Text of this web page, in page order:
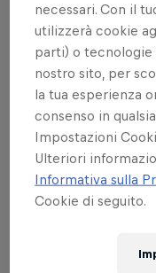
posizione: il pilota
Esports, infatti, è
position
involarsi verso una
sudare forse più
complicata la
pilota che si era
gara – terminata
che nella seconda
infatti in grado di
necessari. Con il
utilizzerà cookie
parti) o
nostro sito, per
la tua esperienza
consenso in
Impostazioni
Ulteriori
Informativa sulla
Cookie di seguito.